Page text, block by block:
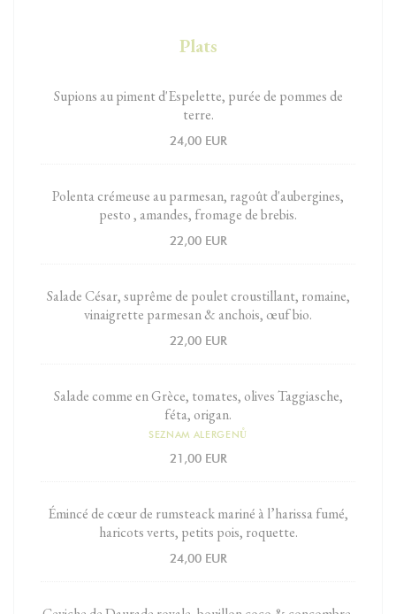
Plats
Supions au piment d'Espelette, purée de pommes de
terre.
24,00 EUR
Polenta crémeuse au parmesan, ragoût d'aubergines,
pesto , amandes, fromage de brebis.
22,00 EUR
Salade César, suprême de poulet croustillant, romaine,
vinaigrette parmesan & anchois, œuf bio.
22,00 EUR
Salade comme en Grèce, tomates, olives Taggiasche,
féta, origan.
SEZNAM ALERGENŮ
21,00 EUR
Émincé de cœur de rumsteack mariné à l’harissa fumé,
haricots verts, petits pois, roquette.
24,00 EUR